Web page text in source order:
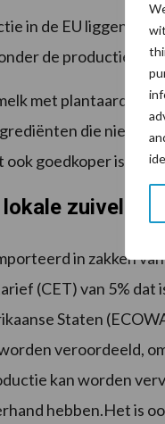
in de EU liggen de
de
met plantaardige
die niets
goedkoper is.
in zakken
(CET) van 5% dat
Staten
veroordeeld,
kan worden
hebben.Het is